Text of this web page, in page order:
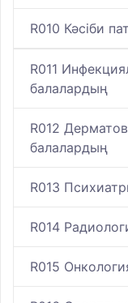
R010 Кәсіби
R011
балалардың
R012
балалардың
R013
R014
R015